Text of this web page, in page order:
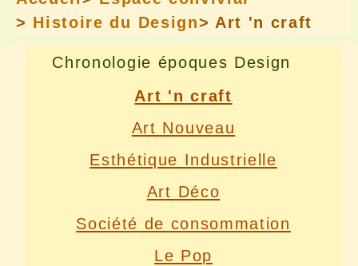
> Histoire du Design> Art 'n craft
Chronologie époques Design
Art 'n craft
Art Nouveau
Esthétique Industrielle
Art Déco
Société de consommation
Le Pop